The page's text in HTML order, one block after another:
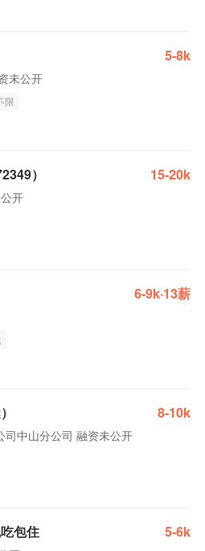
5-8k
未公开
限
） 15-20k
开
6-9k·13薪
8-10k
司中山分公司 融资未公开
包住 5-6k